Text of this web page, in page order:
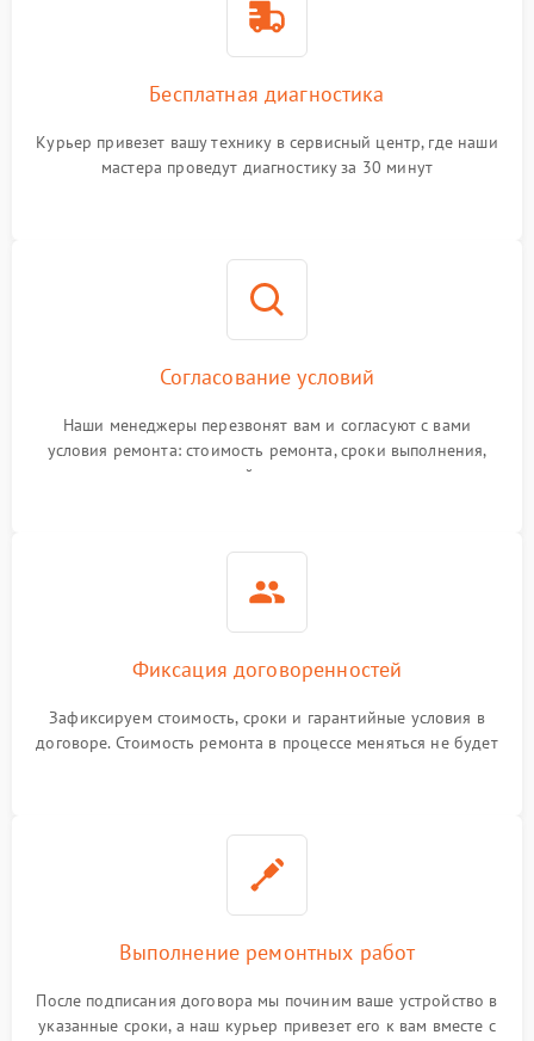
Бесплатная диагностика
Курьер привезет вашу технику в сервисный центр, где наши
мастера проведут диагностику за 30 минут
Согласование условий
Наши менеджеры перезвонят вам и согласуют с вами
условия ремонта: стоимость ремонта, сроки выполнения,
гарантийные условия
Фиксация договоренностей
Зафиксируем стоимость, сроки и гарантийные условия в
договоре. Стоимость ремонта в процессе меняться не будет
Выполнение ремонтных работ
После подписания договора мы починим ваше устройство в
указанные сроки, а наш курьер привезет его к вам вместе с